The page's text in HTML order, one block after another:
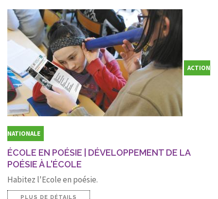
ACTION
NATIONALE
ÉCOLE EN POÉSIE | DÉVELOPPEMENT DE LA
POÉSIE À L'ÉCOLE
Habitez l'Ecole en poésie.
PLUS DE DÉTAILS